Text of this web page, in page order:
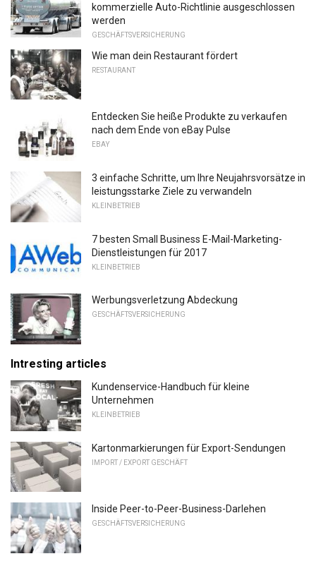
kommerzielle Auto-Richtlinie ausgeschlossen
werden
GESCHÄFTSVERSICHERUNG
Wie man dein Restaurant fördert
RESTAURANT
Entdecken Sie heiße Produkte zu verkaufen
nach dem Ende von eBay Pulse
EBAY
3 einfache Schritte, um Ihre Neujahrsvorsätze in
leistungsstarke Ziele zu verwandeln
KLEINBETRIEB
7 besten Small Business E-Mail-Marketing-
Dienstleistungen für 2017
KLEINBETRIEB
Werbungsverletzung Abdeckung
GESCHÄFTSVERSICHERUNG
Intresting articles
Kundenservice-Handbuch für kleine
Unternehmen
KLEINBETRIEB
Kartonmarkierungen für Export-Sendungen
IMPORT / EXPORT GESCHÄFT
Inside Peer-to-Peer-Business-Darlehen
GESCHÄFTSVERSICHERUNG